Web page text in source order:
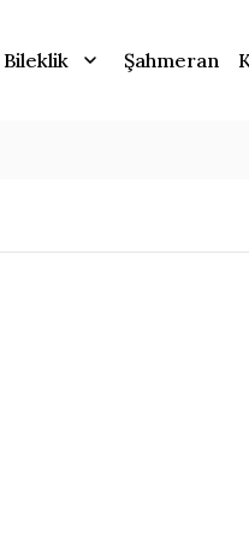
Bileklik Şahmeran